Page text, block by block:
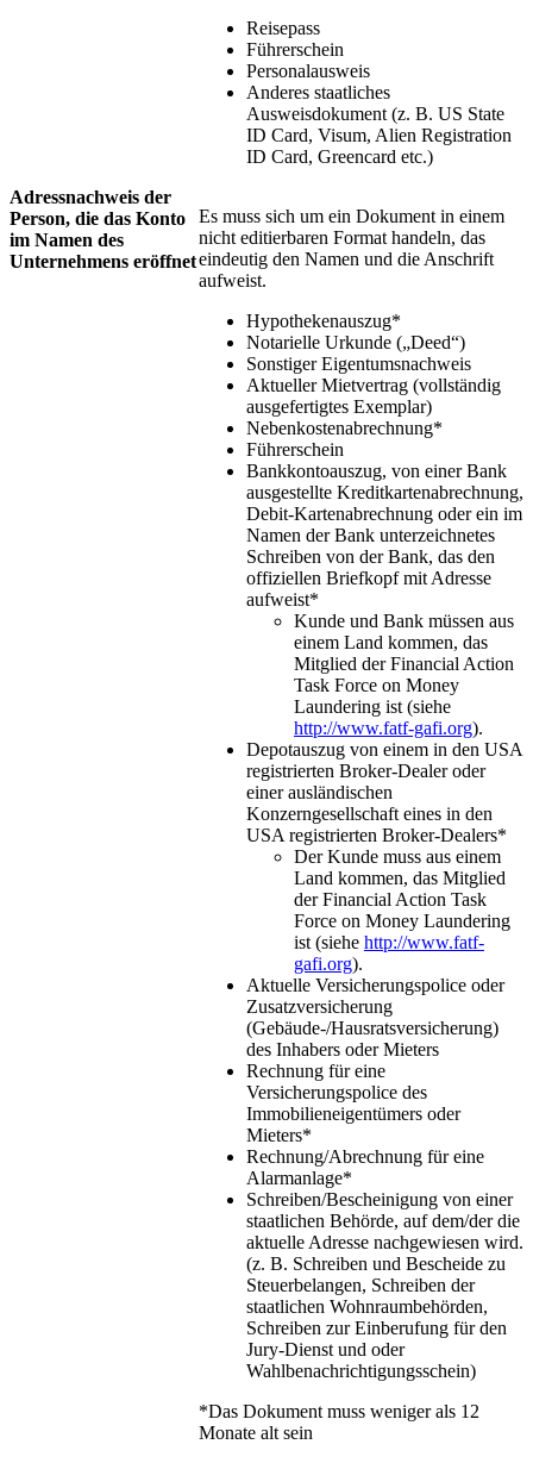
Reisepass
Führerschein
Personalausweis
Anderes staatliches
Ausweisdokument (z. B. US State
ID Card, Visum, Alien Registration
ID Card, Greencard etc.)
Adressnachweis der
Person, die das Konto
im Namen des
Unternehmens eröffnet
Es muss sich um ein Dokument in einem
nicht editierbaren Format handeln, das
eindeutig den Namen und die Anschrift
aufweist.
Hypothekenauszug*
Notarielle Urkunde („Deed“)
Sonstiger Eigentumsnachweis
Aktueller Mietvertrag (vollständig
ausgefertigtes Exemplar)
Nebenkostenabrechnung*
Führerschein
Bankkontoauszug, von einer Bank
ausgestellte Kreditkartenabrechnung,
Debit-Kartenabrechnung oder ein im
Namen der Bank unterzeichnetes
Schreiben von der Bank, das den
offiziellen Briefkopf mit Adresse
aufweist*
Kunde und Bank müssen aus
einem Land kommen, das
Mitglied der Financial Action
Task Force on Money
Laundering ist (siehe
http://www.fatf-gafi.org).
Depotauszug von einem in den USA
registrierten Broker-Dealer oder
einer ausländischen
Konzerngesellschaft eines in den
USA registrierten Broker-Dealers*
Der Kunde muss aus einem
Land kommen, das Mitglied
der Financial Action Task
Force on Money Laundering
ist (siehe http://www.fatf-
gafi.org).
Aktuelle Versicherungspolice oder
Zusatzversicherung
(Gebäude-/Hausratsversicherung)
des Inhabers oder Mieters
Rechnung für eine
Versicherungspolice des
Immobilieneigentümers oder
Mieters*
Rechnung/Abrechnung für eine
Alarmanlage*
Schreiben/Bescheinigung von einer
staatlichen Behörde, auf dem/der die
aktuelle Adresse nachgewiesen wird.
(z. B. Schreiben und Bescheide zu
Steuerbelangen, Schreiben der
staatlichen Wohnraumbehörden,
Schreiben zur Einberufung für den
Jury-Dienst und oder
Wahlbenachrichtigungsschein)
*Das Dokument muss weniger als 12
Monate alt sein